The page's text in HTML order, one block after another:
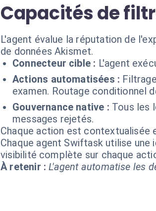
Capacités de
L'agent évalue la réputation de
de données Akismet.
Connecteur cible : L'agent
Actions automatisées :
examen. Routage conditionnel
Gouvernance native : Tous les
messages rejetés.
Chaque action est contextualisée
Chaque agent Swiftask utilise une
visibilité complète sur chaque
À retenir : L'agent automatise les